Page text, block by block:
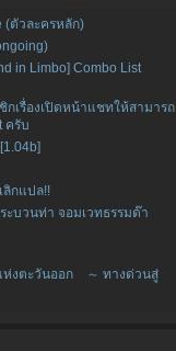
(ตัวละครหลัก)
in Limbo] Combo List
กเรื่องเปิดหน้าแชทให้สามารถ
ครับ
ลิกแปล!!
ะบวนท่า จอมเวทธรรมด๊า
ห่งตะวันออก ～ ทางด่วนสู่